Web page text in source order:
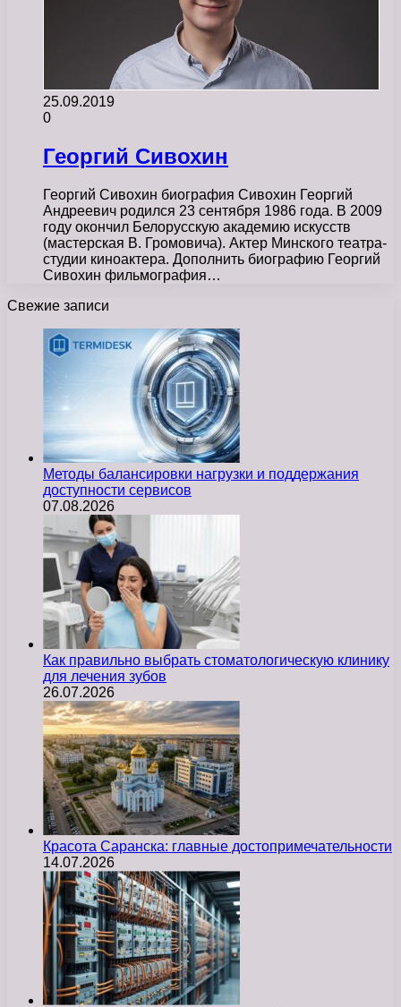
25.09.2019
0
Георгий Сивохин
Георгий Сивохин биография Сивохин Георгий
Андреевич родился 23 сентября 1986 года. В 2009
году окончил Белорусскую академию искусств
(мастерская В. Громовича). Актер Минского театра-
студии киноактера. Дополнить биографию Георгий
Сивохин фильмография…
Свежие записи
Методы балансировки нагрузки и поддержания
доступности сервисов
07.08.2026
Как правильно выбрать стоматологическую клинику
для лечения зубов
26.07.2026
Красота Саранска: главные достопримечательности
14.07.2026